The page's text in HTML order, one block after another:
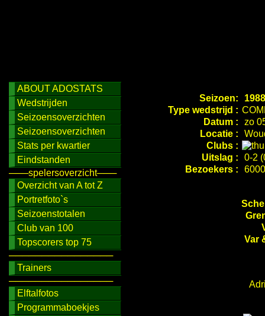
ABOUT ADOSTATS
Wedstrijden
Seizoensoverzichten
Seizoensoverzichten
Stats per kwartier
Eindstanden
───spelersoverzicht───
Overzicht van A tot Z
Portretfoto`s
Seizoenstotalen
Club van 100
Topscorers top 75
────────────────
Trainers
────────────────
Elftalfotos
Programmaboekjes
Seizoen:
Type wedstrijd :
Datum :
zo
Locatie :
Clubs :
Uitslag :
0-2
Bezoekers :
6000
Var